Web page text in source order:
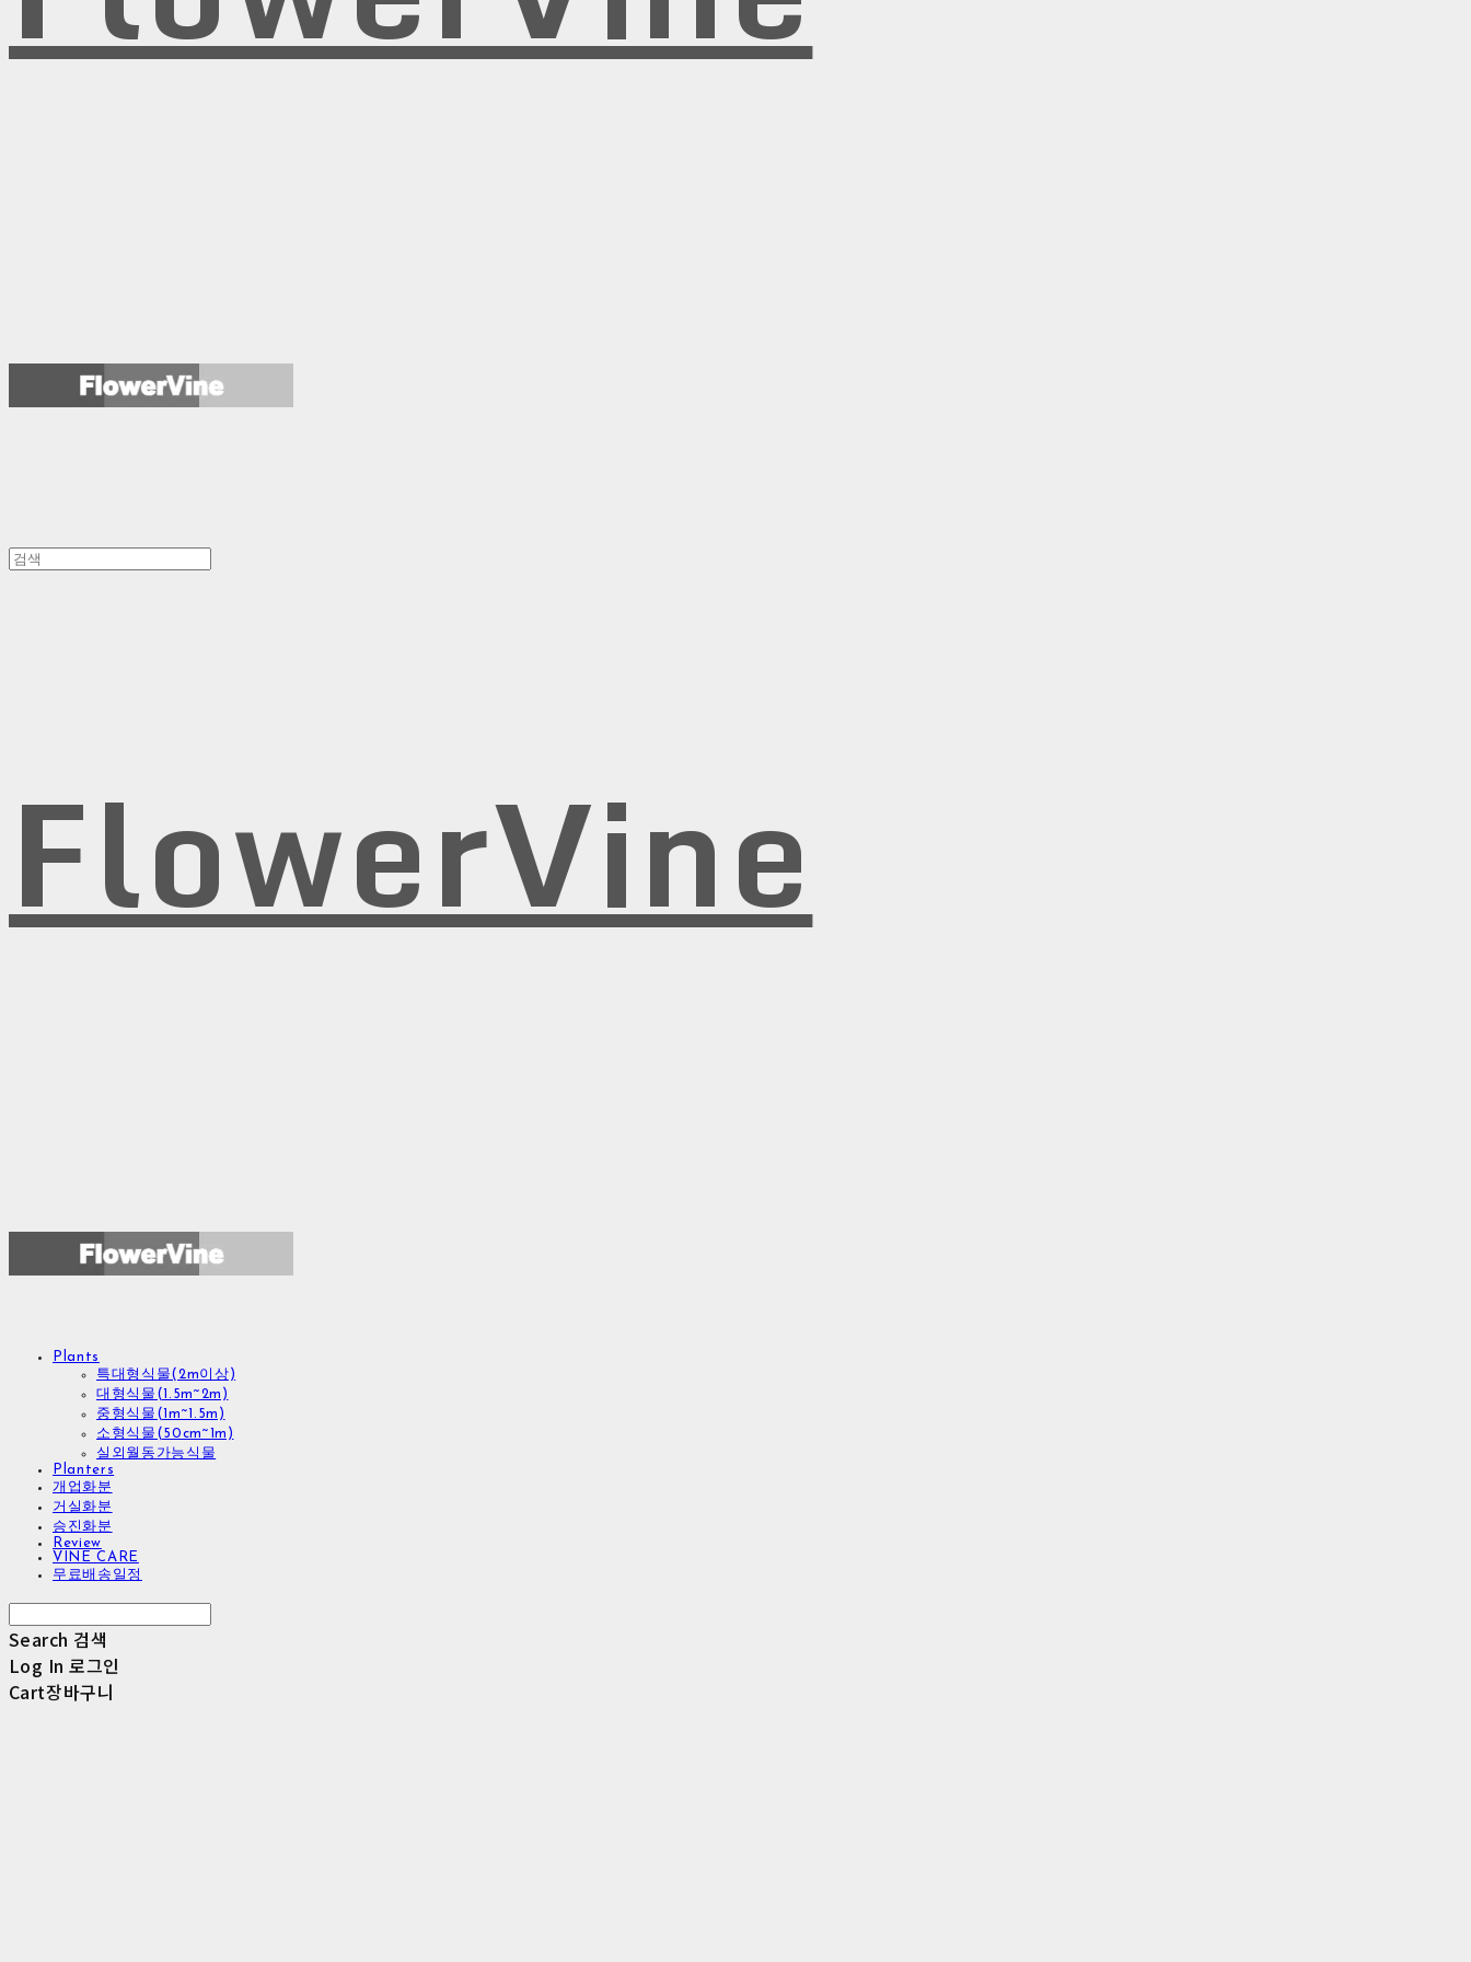
FlowerVine
Plants
특대형식물(2m이상)
대형식물(1.5m~2m)
중형식물(1m~1.5m)
소형식물(50cm~1m)
실외월동가능식물
Planters
개업화분
거실화분
승진화분
Review
VINE CARE
무료배송일정
Search 검색
Log In 로그인
Cart장바구니